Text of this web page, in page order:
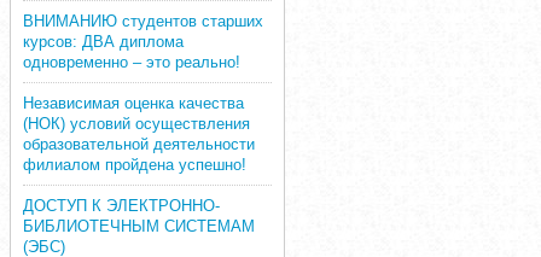
ВНИМАНИЮ студентов старших
курсов: ДВА диплома
одновременно – это реально!
Независимая оценка качества
(НОК) условий осуществления
образовательной деятельности
филиалом пройдена успешно!
ДОСТУП К ЭЛЕКТРОННО-
БИБЛИОТЕЧНЫМ СИСТЕМАМ
(ЭБС)